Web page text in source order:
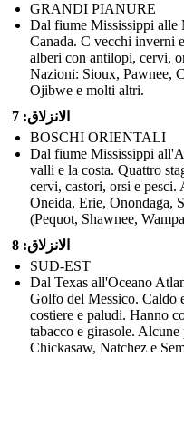
GRANDI PIANURE
Dal fiume Mississippi alle
Canada. C vecchi inverni
alberi con antilopi, cervi,
Nazioni: Sioux, Pawnee,
Ojibwe e molti altri.
الانزلاق: 7
BOSCHI ORIENTALI
Dal fiume Mississippi
valli e la costa. Quattro
cervi, castori, orsi e
Oneida, Erie, Onondaga,
(Pequot, Shawnee,
الانزلاق: 8
SUD-EST
Dal Texas all'Oceano
Golfo del Messico. Caldo
costiere e paludi. Hanno
tabacco e girasole.
Chickasaw, Natchez e